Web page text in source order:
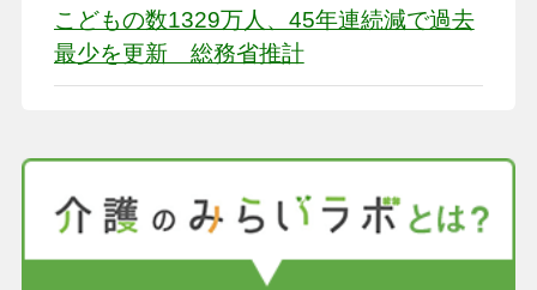
こどもの数1329万人、45年連続減で過去
最少を更新 総務省推計